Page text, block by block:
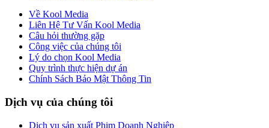
Về Kool Media
Liên Hệ Tư Vấn Kool Media
Câu hỏi thường gặp
Công việc của chúng tôi
Lý do chọn Kool Media
Quy trình thực hiện dự án
Chính Sách Bảo Mật Thông Tin
Dịch vụ của chúng tôi
Dịch vụ sản xuất Phim Doanh Nghiệp